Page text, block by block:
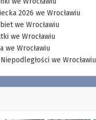
2026 we Wrocławiu
we Wrocławiu
we Wrocławiu
we Wrocławiu
we Wrocławiu